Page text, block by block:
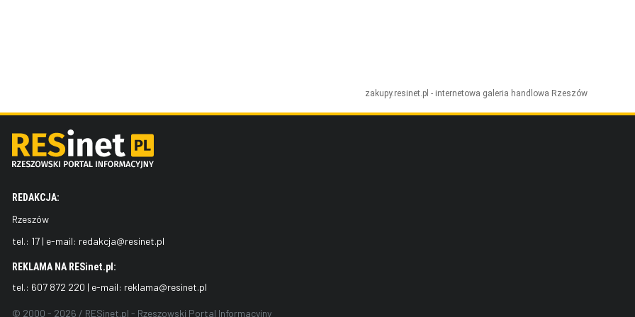
zakupy.resinet.pl - internetowa galeria handlowa Rzeszów
REDAKCJA:
Rzeszów
tel.: 17 | e-mail: redakcja@resinet.pl
REKLAMA NA RESinet.pl:
tel.: 607 872 220 | e-mail: reklama@resinet.pl
© 2000 - 2026 / RESinet.pl - Rzeszowski Portal Informacyjny